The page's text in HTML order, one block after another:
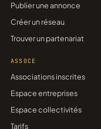
Publier une annonce
Créer un réseau
Trouver un partenariat
ASSOCE
Associations inscrites
Espace entreprises
Espace collectivités
Tarifs